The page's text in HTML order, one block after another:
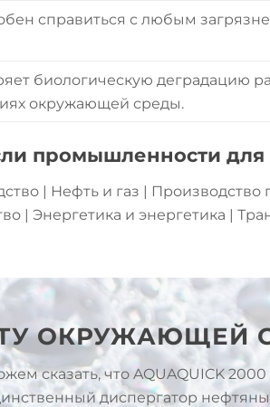
справиться с любым
биологическую деградацию
окружающей среды.
промышленности для
| Нефть и газ | Производство
| Энергетика и энергетика |
ОКРУЖАЮЩЕЙ
сказать, что AQUAQUICK
диспергатор